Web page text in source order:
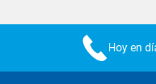
Hoy en